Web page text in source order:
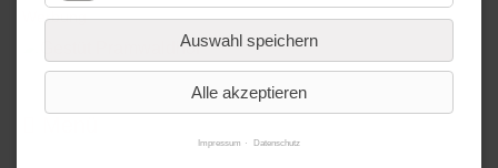
Werbung
Auswahl speichern
Alle akzeptieren
Impressum Datenschutz